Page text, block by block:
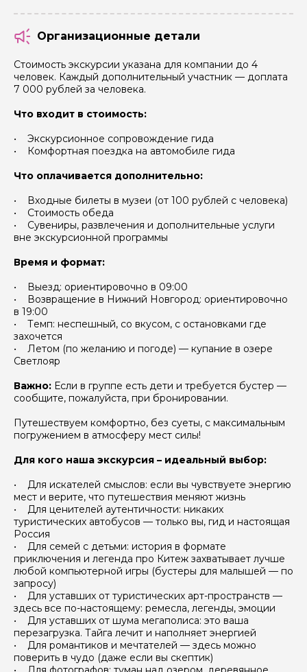
Организационные детали
Стоимость экскурсии указана для компании до 4
человек. Каждый дополнительный участник — доплата
7 000 рублей за человека.
Что входит в стоимость:
• Экскурсионное сопровождение гида
• Комфортная поездка на автомобиле гида
Что оплачивается дополнительно:
• Входные билеты в музеи (от 100 рублей с человека)
• Стоимость обеда
• Сувениры, развлечения и дополнительные услуги
вне экскурсионной программы
Время и формат:
• Выезд: ориентировочно в 09:00
• Возвращение в Нижний Новгород: ориентировочно
в 19:00
• Темп: неспешный, со вкусом, с остановками где
захочется
• Летом (по желанию и погоде) — купание в озере
Светлояр
Важно: Если в группе есть дети и требуется бустер —
сообщите, пожалуйста, при бронировании.
Путешествуем комфортно, без суеты, с максимальным
погружением в атмосферу мест силы!
Для кого наша экскурсия – идеальный выбор:
• Для искателей смыслов: если вы чувствуете энергию
мест и верите, что путешествия меняют жизнь
• Для ценителей аутентичности: никаких
туристических автобусов — только вы, гид и настоящая
Россия
• Для семей с детьми: история в формате
приключения и легенда про Китеж захватывает лучше
любой компьютерной игры (бустеры для малышей — по
запросу)
• Для уставших от туристических арт-пространств —
здесь все по-настоящему: ремесла, легенды, эмоции
• Для уставших от шума мегаполиса: это ваша
перезагрузка. Тайга лечит и наполняет энергией
• Для романтиков и мечтателей — здесь можно
поверить в чудо (даже если вы скептик)
Ваша электронная почта
Ваш номер телефона
Если у вас есть интересующие вопросы, можете их
задать
Я даю своё согласие на обработку персональных
данных
Отправить